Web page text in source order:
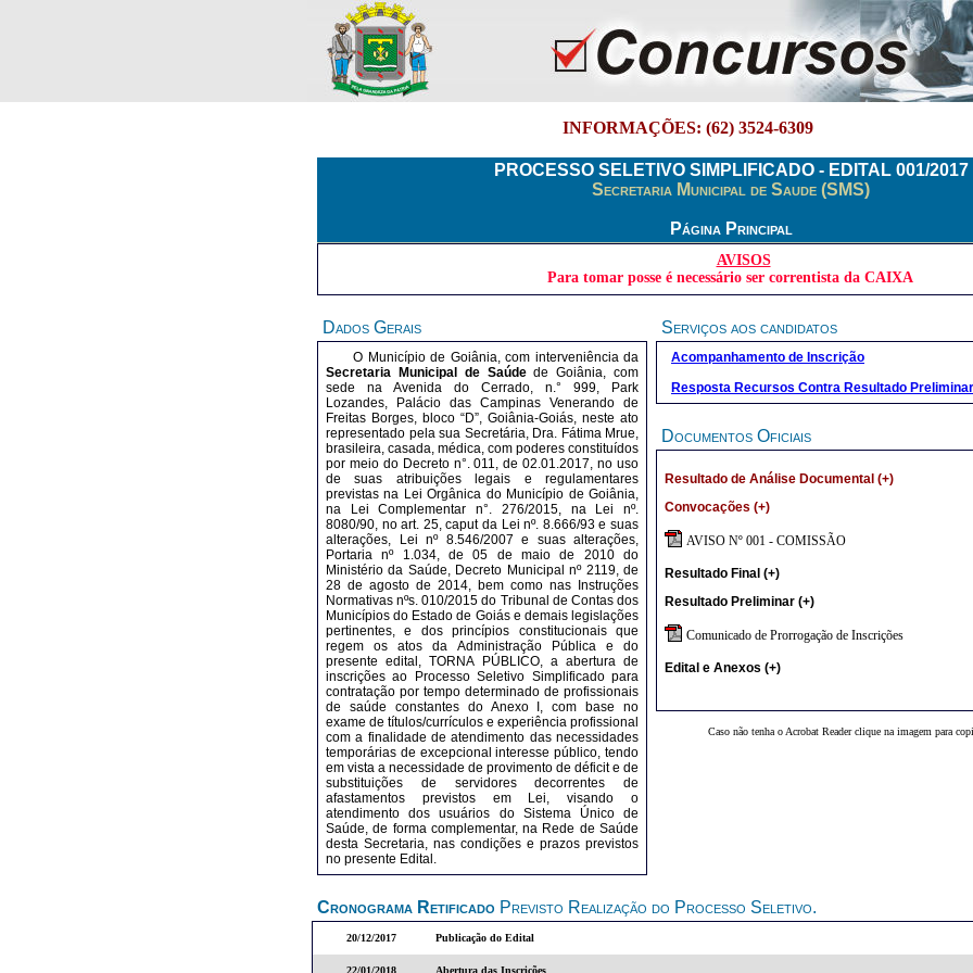
INFORMAÇÕES: (62) 3524-6309
PROCESSO SELETIVO SIMPLIFICADO - EDITAL 001/2017
Secretaria Municipal de Saude (SMS)
Página Principal
AVISOS
Para tomar posse é necessário ser correntista da CAIXA
Dados Gerais
O Município de Goiânia, com interveniência da
Secretaria Municipal de Saúdede Goiânia, com
sede na Avenida do Cerrado, n.° 999, Park
Lozandes, Palácio das Campinas Venerando de
Freitas Borges, bloco “D”, Goiânia-Goiás, neste ato
representado pela sua Secretária, Dra. Fátima Mrue,
brasileira, casada, médica, com poderes constituídos
por meio do Decreto n°. 011, de 02.01.2017, no uso
de suas atribuições legais e regulamentares
previstas na Lei Orgânica do Município de Goiânia,
na Lei Complementar n°. 276/2015, na Lei nº.
8080/90, no art. 25, caput da Lei nº. 8.666/93 e suas
alterações, Lei nº 8.546/2007 e suas alterações,
Portaria nº 1.034, de 05 de maio de 2010 do
Ministério da Saúde, Decreto Municipal nº 2119, de
28 de agosto de 2014, bem como nas Instruções
Normativas nºs. 010/2015 do Tribunal de Contas dos
Municípios do Estado de Goiás e demais legislações
pertinentes, e dos princípios constitucionais que
regem os atos da Administração Pública e do
presente edital, TORNA PÚBLICO, a abertura de
inscrições ao Processo Seletivo Simplificado para
contratação por tempo determinado de profissionais
de saúde constantes do Anexo I, com base no
exame de títulos/currículos e experiência profissional
com a finalidade de atendimento das necessidades
temporárias de excepcional interesse público, tendo
em vista a necessidade de provimento de déficit e de
substituições de servidores decorrentes de
afastamentos previstos em Lei, visando o
atendimento dos usuários do Sistema Único de
Saúde, de forma complementar, na Rede de Saúde
desta Secretaria, nas condições e prazos previstos
no presente Edital.
Serviços aos candidatos
Acompanhamento de Inscrição
Resposta Recursos Contra Resultado Preliminar
Documentos Oficiais
Resultado de Análise Documental (+)
Convocações (+)
AVISO Nº 001 - COMISSÃO
Resultado Final (+)
Resultado Preliminar (+)
Comunicado de Prorrogação de Inscrições
Edital e Anexos (+)
Caso não tenha o Acrobat Reader clique na imagem para
Cronograma Retificado Previsto Realização do Processo Seletivo.
20/12/2017 Publicação do Edital
22/01/2018 Abertura das Inscrições